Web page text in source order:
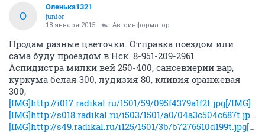
О
Оленька1321
junior
18 января 2015 Автоинформатор
Продам разные цветочки. Отправка поездом или
сама буду проездом в Нск. 8-951-209-2961
Аспидистра милки вей 250-400, сансевиерии вар,
куркума белая 300, лудизия 80, кливия оранжевая
300,
[IMG]http://i017.radikal.ru/1501/59/095f4379a1f2t.jpg[/IMG]
[IMG]http://s018.radikal.ru/i503/1501/a0/04a3c504c687t.jpg[/IMG]
[IMG]http://s49.radikal.ru/i125/1501/3b/b7276510d199t.jpg[/IMG]